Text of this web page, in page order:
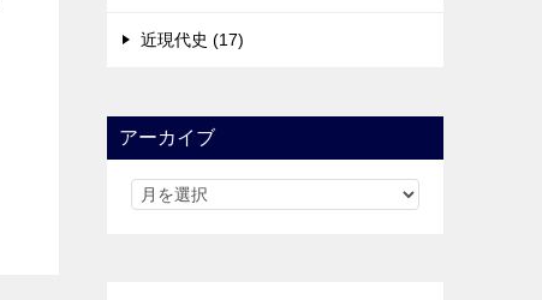
近現代史 (17)
アーカイブ